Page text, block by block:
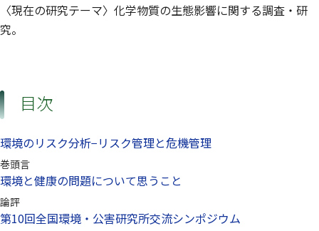
〈現在の研究テーマ〉化学物質の生態影響に関する調査・研
究。
目次
環境のリスク分析−リスク管理と危機管理
巻頭言
環境と健康の問題について思うこと
論評
第10回全国環境・公害研究所交流シンポジウム